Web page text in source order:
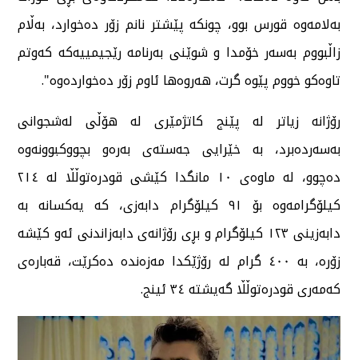
بەلامەوە قورس بوو، چونکە پێشتر نانم زۆر دەخوارد، بەڵام
زاڵبووم بەسەر خۆمدا و شوێنی بەرنامە رێجیمییەکە کەوتم
تاوەکو خووم پێوە گرت، هەروەها ئاوم زۆر دەخواردەوە".
رۆژانە زیاتر لە پێنج کاتژمێری لە هۆڵی لەشجوانی
بەسەردەبرد، بە خێرایی جەستەی بەرەو بچووکبوونەوە
دەچوو، لە ماوەی ١٠ مانگدا کێشی قودرەتوڵڵا لە ٢١٤
کیلۆگرامەوە بۆ ٩١ کیلۆگرام دابەزی، کە یەکسانە بە
دابەزینی ١٢٣ کیلۆگرام و بڕی رۆژانەی دابەزاندنی ئەو کێشە
زۆرە، بە ٤٠٠ گرام لە رۆژێکدا مەزەندە دەکرێت، قەبارەی
کەمەری قودرەتوڵڵا گەیشتە ٣٤ ئینج.